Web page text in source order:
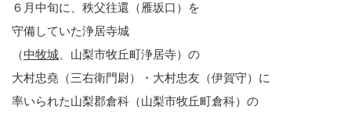
６月中旬に、秩父往還（雁坂口）を
守備していた浄居寺城
（中牧城 、山梨市牧丘町浄居寺）の
大村忠堯（三右衛門尉）・大村忠友（伊賀守）に
率いられた山梨郡倉科（山梨市牧丘町倉科）の